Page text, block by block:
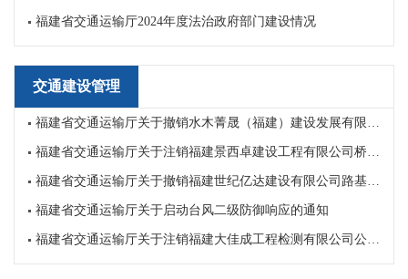
福建省交通运输厅2024年度法治政府部门建设情况
交通建设管理
福建省交通运输厅关于撤销水木菁晟（福建）建设发展有限公司路基路面养护乙级资质证书的决定书
福建省交通运输厅关于注销福建景西卓建设工程有限公司桥梁养护乙级、隧道养护乙级资质证书的决定书
福建省交通运输厅关于撤销福建世纪亿达建设有限公司路基路面养护乙级和交通安全设施养护资质证书的决定书
福建省交通运输厅关于启动台风二级防御响应的通知
福建省交通运输厅关于注销福建大佳成工程检测有限公司公路工程乙级质量检测资质证书的通知